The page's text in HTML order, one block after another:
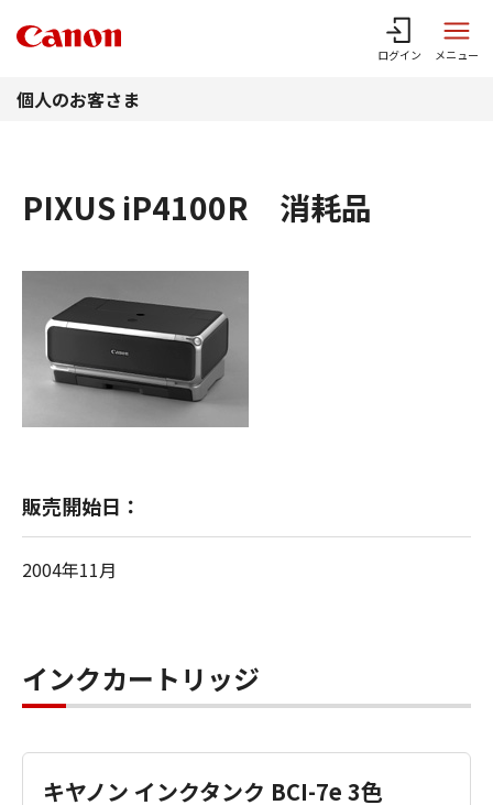
ログイン メニュー
個人のお客さま
PIXUS iP4100R 消耗品
販売開始日：
2004年11月
インクカートリッジ
キヤノン インクタンク BCI-7e 3色